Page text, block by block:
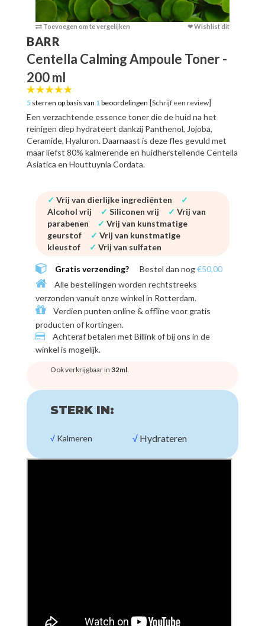
Toevoegen om te vergelijken ❤ Wishlist dit
BARR
Centella Calming Ampoule Toner -
200 ml
5 sterren op basis van 1beoordelingen [Schrijf een review]
Een verzachtende essence toner die de huid na het
reinigen diep hydrateert dankzij Panthenol, Jojoba,
Ceramide, Hyaluron. Daarnaast is deze fles gevuld met
maar liefst 80% kalmerende en huidherstellende Centella
Asiatica en Houttuynia Cordata.
✓ Vrij van dierlijke ingrediënten
✓
Alcohol vrij
✓ Siliconen vrij ✓ Vrij van
parabenen
✓ Vrij van kunstmatige
geurstof
✓ Vrij van kunstmatige
kleustof
✓ Vrij van sulfaten
Gratis verzending? Bestel dan nog€50,00
Alle bestellingen worden rechtstreeks
verzonden vanuit onze winkel in Rotterdam.
Verdien punten online & offline voor gratis
producten of kortingen.
Achteraf betalen met Billink of bij ons in de
winkel is mogelijk.
Ook verkrijgbaar in 32ml.
STERK IN:
√ Kalmeren √ Hydrateren